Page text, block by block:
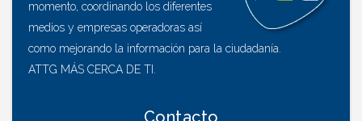
momento, coordinando los diferentes
medios y empresas operadoras así
como mejorando la información para la ciudadanía.
ATTG MÁS CERCA DE TI.
Contacto